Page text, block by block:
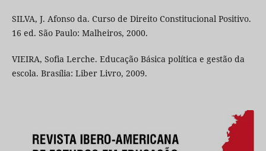
SILVA, J. Afonso da. Curso de Direito Constitucional Positivo.
16 ed. São Paulo: Malheiros, 2000.
VIEIRA, Sofia Lerche. Educação Básica política e gestão da
escola. Brasília: Liber Livro, 2009.